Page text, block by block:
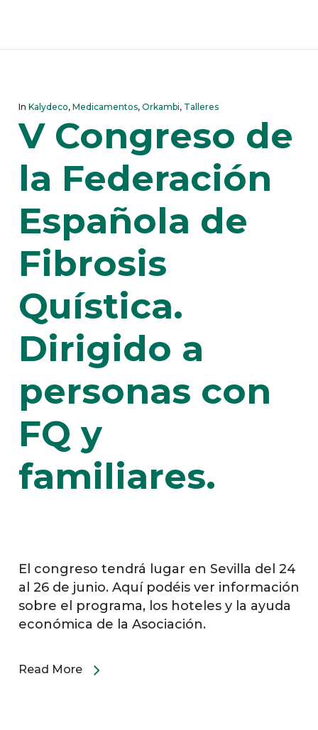
In Kalydeco, Medicamentos, Orkambi, Talleres
V Congreso de
la Federación
Española de
Fibrosis
Quística.
Dirigido a
personas con
FQ y
familiares.
El congreso tendrá lugar en Sevilla del 24
al 26 de junio. Aquí podéis ver información
sobre el programa, los hoteles y la ayuda
económica de la Asociación.
Read More